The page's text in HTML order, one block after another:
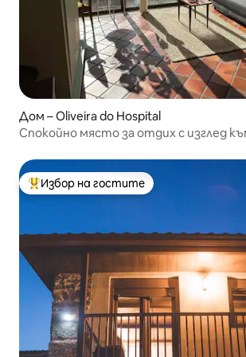
Дом – Oliveira do Hospital
Спокойно място за отдих с изглед
Най-популярен избор на гостите
Избор на гостите